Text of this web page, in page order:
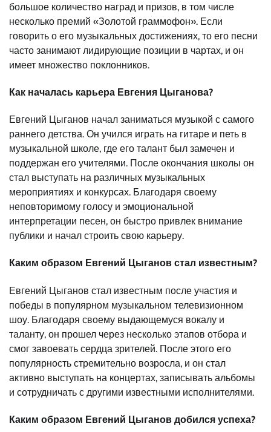
большое количество наград и призов, в том числе
несколько премий «Золотой граммофон». Если
говорить о его музыкальных достижениях, то его песни
часто занимают лидирующие позиции в чартах, и он
имеет множество поклонников.
Как началась карьера Евгения Цыганова?
Евгений Цыганов начал заниматься музыкой с самого
раннего детства. Он учился играть на гитаре и петь в
музыкальной школе, где его талант был замечен и
поддержан его учителями. После окончания школы он
стал выступать на различных музыкальных
мероприятиях и конкурсах. Благодаря своему
неповторимому голосу и эмоциональной
интерпретации песен, он быстро привлек внимание
публики и начал строить свою карьеру.
Каким образом Евгений Цыганов стал известным?
Евгений Цыганов стал известным после участия и
победы в популярном музыкальном телевизионном
шоу. Благодаря своему выдающемуся вокалу и
таланту, он прошел через несколько этапов отбора и
смог завоевать сердца зрителей. После этого его
популярность стремительно возросла, и он стал
активно выступать на концертах, записывать альбомы
и сотрудничать с другими известными исполнителями.
Каким образом Евгений Цыганов добился успеха?